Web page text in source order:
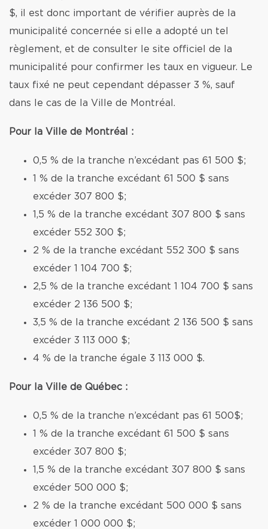
$, il est donc important de vérifier auprès de la
municipalité concernée si elle a adopté un tel
règlement, et de consulter le site officiel de la
municipalité pour confirmer les taux en vigueur. Le
taux fixé ne peut cependant dépasser 3 %, sauf
dans le cas de la Ville de Montréal.
Pour la Ville de Montréal :
0,5 % de la tranche n’excédant pas 61 500 $;
1 % de la tranche excédant 61 500 $ sans
excéder 307 800 $;
1,5 % de la tranche excédant 307 800 $ sans
excéder 552 300 $;
2 % de la tranche excédant 552 300 $ sans
excéder 1 104 700 $;
2,5 % de la tranche excédant 1 104 700 $ sans
excéder 2 136 500 $;
3,5 % de la tranche excédant 2 136 500 $ sans
excéder 3 113 000 $;
4 % de la tranche égale 3 113 000 $.
Pour la Ville de Québec :
0,5 % de la tranche n’excédant pas 61 500$;
1 % de la tranche excédant 61 500 $ sans
excéder 307 800 $;
1,5 % de la tranche excédant 307 800 $ sans
excéder 500 000 $;
2 % de la tranche excédant 500 000 $ sans
excéder 1 000 000 $;